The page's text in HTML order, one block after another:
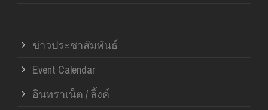
ข่าวประชาสัมพันธ์
Event Calendar
อินทราเน็ต / ลิ้งค์